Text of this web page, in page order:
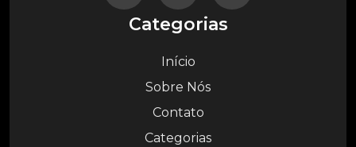
Categorias
Início
Sobre Nós
Contato
Categorias